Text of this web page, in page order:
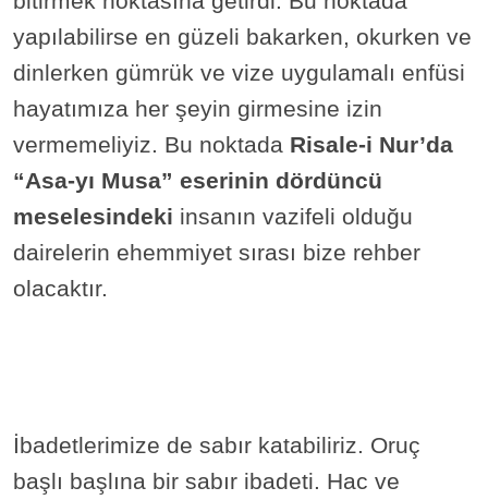
yapılabilirse en güzeli bakarken, okurken ve
dinlerken gümrük ve vize uygulamalı enfüsi
hayatımıza her şeyin girmesine izin
vermemeliyiz. Bu noktada Risale-i Nur’da
“Asa-yı Musa” eserinin dördüncü
meselesindeki insanın vazifeli olduğu
dairelerin ehemmiyet sırası bize rehber
olacaktır.
İbadetlerimize de sabır katabiliriz. Oruç
başlı başlına bir sabır ibadeti. Hac ve